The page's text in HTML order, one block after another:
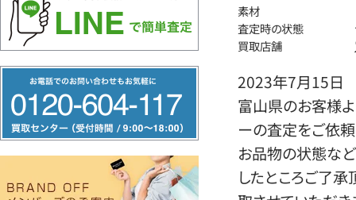
リ
ー
素材
査定時の状態
買取店舗
2023年7月15日
富山県のお客様よ
ーの査定をご依
お品物の状態など
したところご了